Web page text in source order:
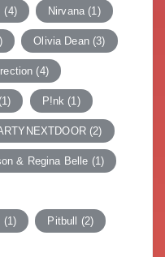
(4) Nirvana (1)
Olivia Dean(3)
(4)
P!nk (1)
(2)
& Regina Belle (1)
(1) Pitbull (2)